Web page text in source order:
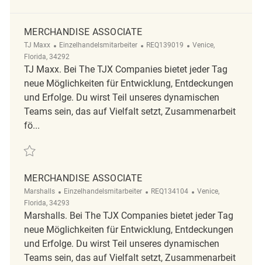
MERCHANDISE ASSOCIATE
TJ Maxx Kategorie
Einzelhandelsmitarbeiter ReqId
REQ139019 Ort
Venice,
Florida, 34292
TJ Maxx. Bei The TJX Companies bietet jeder Tag
neue Möglichkeiten für Entwicklung, Entdeckungen
und Erfolge. Du wirst Teil unseres dynamischen
Teams sein, das auf Vielfalt setzt, Zusammenarbeit
fö...
Retten Merchandise Associate REQ139019
MERCHANDISE ASSOCIATE
Marshalls Kategorie
Einzelhandelsmitarbeiter ReqId
REQ134104 Ort
Venice,
Florida, 34293
Marshalls. Bei The TJX Companies bietet jeder Tag
neue Möglichkeiten für Entwicklung, Entdeckungen
und Erfolge. Du wirst Teil unseres dynamischen
Teams sein, das auf Vielfalt setzt, Zusammenarbeit